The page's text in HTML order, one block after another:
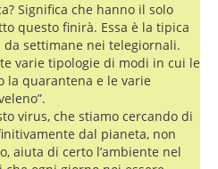
Significa che hanno il solo
questo finirà. Essa è la tipica
da settimane nei telegiornali.
varie tipologie di modi in cui le
la quarantena e le varie
virus, che stiamo cercando di
dal pianeta, non
aiuta di certo l’ambiente nel